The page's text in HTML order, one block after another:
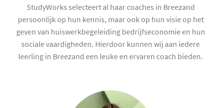
StudyWorks selecteert al haar coaches in Breezand
persoonlijk op hun kennis, maar ook op hun visie op het
geven van huiswerkbegeleiding bedrijfseconomie en hun
sociale vaardigheden. Hierdoor kunnen wij aan iedere
leerling in Breezand een leuke en ervaren coach bieden.